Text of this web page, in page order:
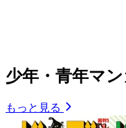
少年・青年マ
もっと見る